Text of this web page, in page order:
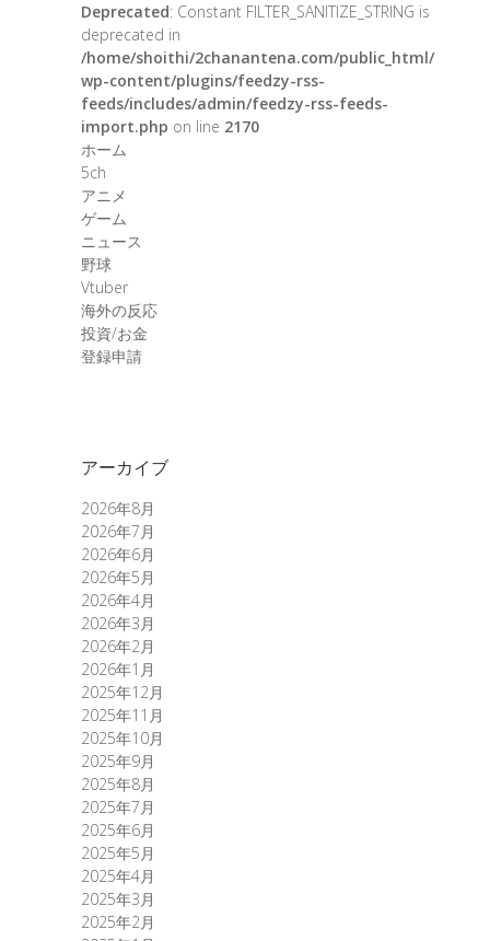
Deprecated: Constant FILTER_SANITIZE_STRING is
deprecated in
/home/shoithi/2chanantena.com/public_html/
wp-content/plugins/feedzy-rss-
feeds/includes/admin/feedzy-rss-feeds-
import.php on line 2170
ホーム
5ch
アニメ
ゲーム
ニュース
野球
Vtuber
海外の反応
投資/お金
登録申請
アーカイブ
2026年8月
2026年7月
2026年6月
2026年5月
2026年4月
2026年3月
2026年2月
2026年1月
2025年12月
2025年11月
2025年10月
2025年9月
2025年8月
2025年7月
2025年6月
2025年5月
2025年4月
2025年3月
2025年2月